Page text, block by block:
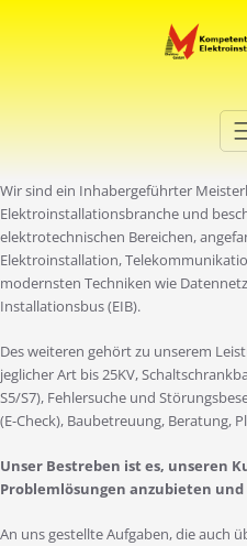
Elektro Martini
Wir sind ein Inhabergeführter
Elektroinstallationsbranche und
elektrotechnischen Bereichen,
Elektroinstallation,
modernsten Techniken wie
Installationsbus (EIB).
Des weiteren gehört zu unserem
jeglicher Art bis 25KV,
S5/S7), Fehlersuche und
(E-Check), Baubetreuung, Beratung,
Unser Bestreben ist es, unseren
Problemlösungen anzubieten
An uns gestellte Aufgaben, die auch